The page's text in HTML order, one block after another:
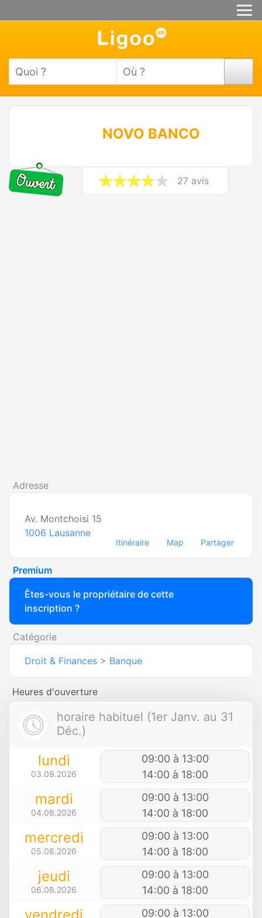
NOVO BANCO
27 avis
Adresse
Av. Montchoisi 15
1006 Lausanne
Itinéraire Map Partager
Premium
Êtes-vous le propriétaire de cette
inscription ?
Catégorie
Droit & Finances > Banque
Heures d'ouverture
horaire habituel (1er Janv. au 31
Déc.)
lundi
03.08.2026
09:00 à 13:00
14:00 à 18:00
mardi
04.08.2026
09:00 à 13:00
14:00 à 18:00
mercredi
05.08.2026
09:00 à 13:00
14:00 à 18:00
jeudi
06.08.2026
09:00 à 13:00
14:00 à 18:00
vendredi
09:00 à 13:00